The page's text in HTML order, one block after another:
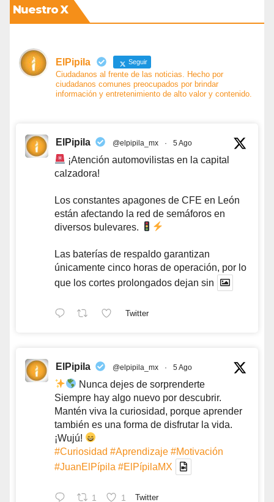
Nuestro X
ElPipila Seguir
Ciudadanos al frente de las noticias. Hecho por
ciudadanos comunes preocupados por brindar
información y entretenimiento de alto valor y contenido.
ElPipila @elpipila_mx · 5 Ago
¡Atención automovilistas en la capital
calzadora!
Los constantes apagones de CFE en León
están afectando la red de semáforos en
diversos bulevares.
Las baterías de respaldo garantizan
únicamente cinco horas de operación, por lo
que los cortes prolongados dejan sin
Twitter
ElPipila @elpipila_mx · 5 Ago
Nunca dejes de sorprenderte
Siempre hay algo nuevo por descubrir.
Mantén viva la curiosidad, porque aprender
también es una forma de disfrutar la vida.
¡Wujú!
#Curiosidad #Aprendizaje #Motivación
#JuanElPípila #ElPípilaMX
1 1 Twitter